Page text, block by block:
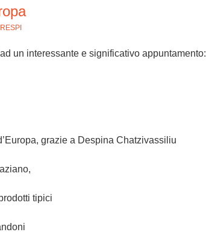
un interessante e significativo appuntamento:
grazie a Despina Chatzivassiliu
tipici